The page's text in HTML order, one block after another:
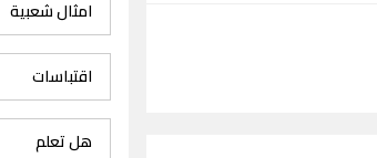
امثال شعبية
اقتباسات
هل تعلم